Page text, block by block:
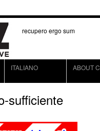
recupero ergo sum
ITALIANO ABOUT
sufficiente